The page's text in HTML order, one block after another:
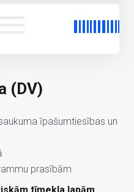
(DV)
īpašumtiesības un
prasībām